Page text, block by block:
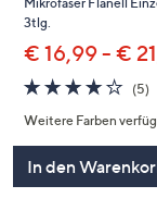
3tlg.
€ 16,99 - €
4.2
von
5
(5)
Weitere Farben
In den